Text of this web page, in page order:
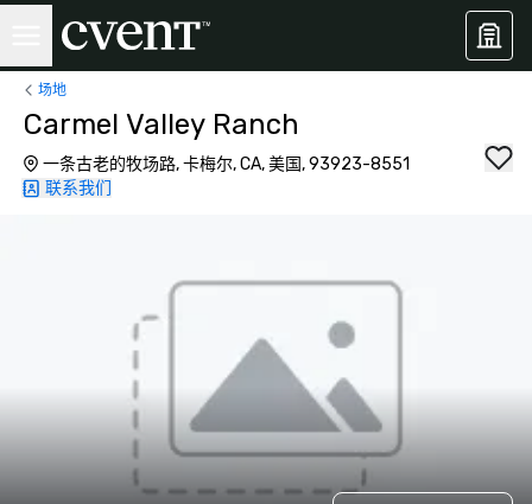
场地
Carmel Valley Ranch
一条古老的牧场路, 卡梅尔, CA, 美国, 93923-8551
联系我们